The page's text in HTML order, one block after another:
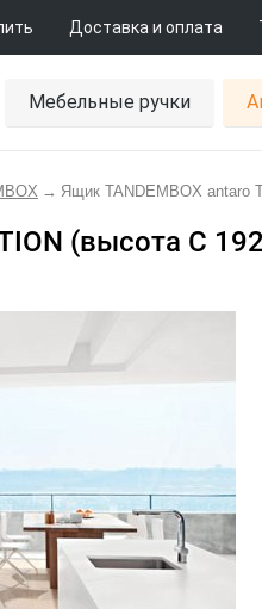
Доставка и оплата
Мебельные ручки
→ Ящик TANDEMBOX antaro
(высота C